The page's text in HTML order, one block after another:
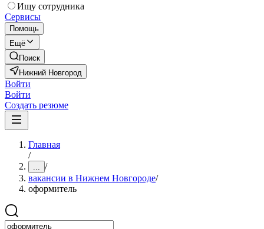
Ищу сотрудника
Сервисы
Помощь
Ещё
Поиск
Нижний Новгород
Войти
Войти
Создать резюме
Главная
/
... /
вакансии в Нижнем Новгороде/
оформитель